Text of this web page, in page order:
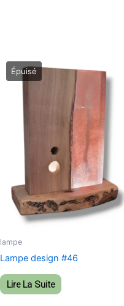
lampe
Lampe design #46
Lire La Suite